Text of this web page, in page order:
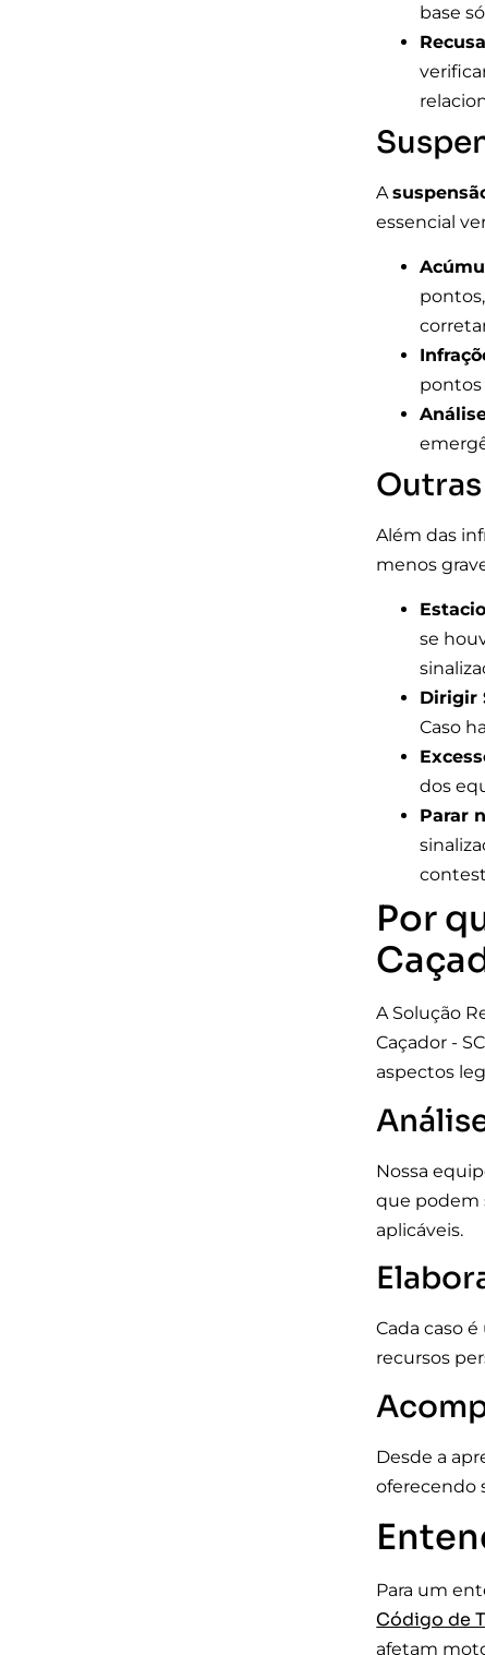
base
A
essencial
pontos
Além das
menos
se
Dirigir
Caso
dos
Parar
Por
A Solução
Caçador -
aspectos
Nossa
que podem
aplicáveis.
Cada caso
recursos
Desde a
oferecendo
Para um
Código de
afetam